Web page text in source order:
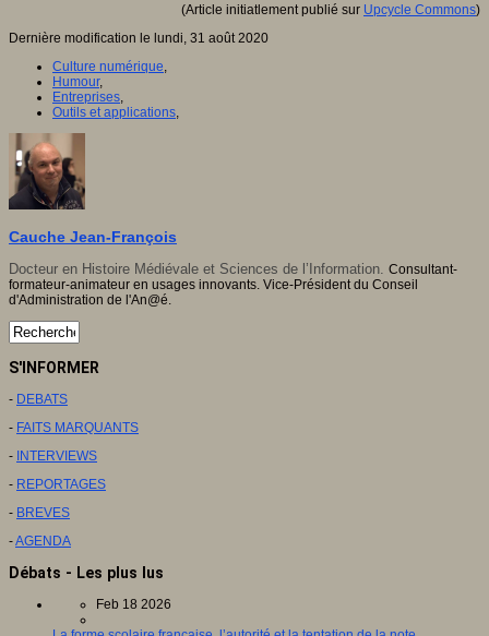
(Article initiatlement publié sur Upcycle Commons)
Dernière modification le lundi, 31 août 2020
Culture numérique,
Humour,
Entreprises,
Outils et applications,
Cauche Jean-François
Docteur en Histoire Médiévale et Sciences de l’Information. Consultant-
formateur-animateur en usages innovants. Vice-Président du Conseil
d'Administration de l'An@é.
S'INFORMER
- DEBATS
- FAITS MARQUANTS
- INTERVIEWS
- REPORTAGES
- BREVES
-AGENDA
Débats - Les plus lus
Feb 18 2026